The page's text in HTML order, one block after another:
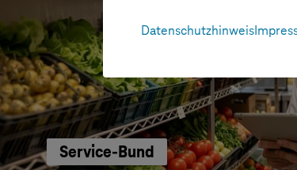
Datenschutzhinweis
Service-Bund